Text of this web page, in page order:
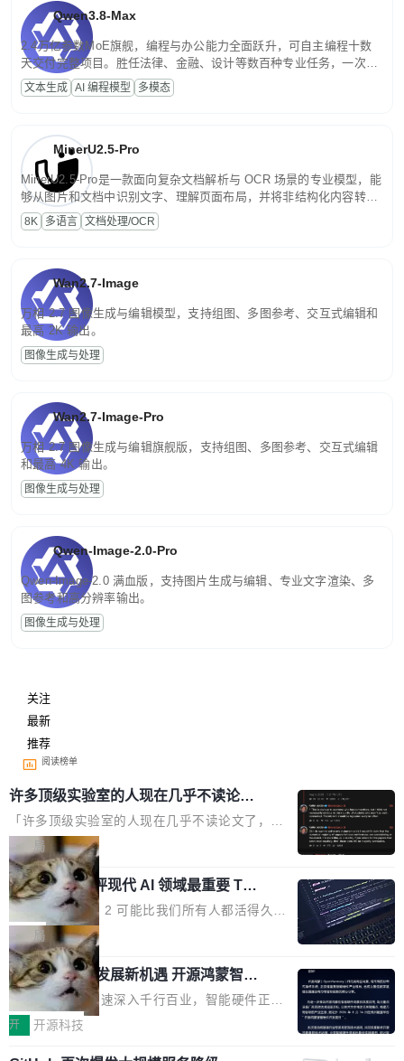
Qwen3.8-Max
2.4万亿参数MoE旗舰，编程与办公能力全面跃升，可自主编程十数
天交付完整项目。胜任法律、金融、设计等数百种专业任务，一次对
话端到端交付生产级成果。原生视觉理解贯穿规划、执行与验证全流
程，支持超长文档与长视频的深度语义解析。长程任务中自主规划与
文本生成 AI 编程模型 多模态
MinerU2.5-Pro
MinerU2.5-Pro是一款面向复杂文档解析与 OCR 场景的专业模型，能
够从图片和文档中识别文字、理解页面布局，并将非结构化内容转换
为便于存储、检索和二次处理的结构化结果。
8K 多语言 文档处理/OCR
Wan2.7-Image
万相 2.7 图像生成与编辑模型，支持组图、多图参考、交互式编辑和
最高 2K 输出。
图像生成与处理
Wan2.7-Image-Pro
万相 2.7 图像生成与编辑旗舰版，支持组图、多图参考、交互式编辑
和最高 4K 输出。
图像生成与处理
Qwen-Image-2.0-Pro
Qwen-Image-2.0 满血版，支持图片生成与编辑、专业文字渲染、多
图参考和高分辨率输出。
图像生成与处理
关注
最新
推荐
阅读榜单
许多顶级实验室的人现在几乎不读论文
了
「许多顶级实验室的人现在几乎不读论文了，而
且他们认为 ICLR/ICML/NeurIPS 充斥着大量过
度宣传和欺诈。」 OpenAI 研究员 Keller Jorda
n 这条推文引发了广泛讨论。他不是在说风凉
话，他是说出了一个圈内人尽皆知但很少公开捅
破的事实。 Jordan 随后补充了一句软化声明：
「我不认为这些会议上大部分论文都在过度宣传
或造假。问题是，作为读者，如果你筛选出那些
看起来最令人兴奋的论文，那它们大部分都是过
度宣传的。」 这才是真正的痛点。不是所有论文
都有问题，是最吸引眼球的那批论文最有问题。
局
xAI 前工程师评现代 AI 领域最重要 Top
3 开源项目
Flash Attention 2 可能比我们所有人都活得久。
这句话不是来自某个技术博客，而是出自 Hieu
Pham 的一条推文。Hieu Pham 是谁？他是 xAI
的早期工程师之一，在 Grok 训练基础设施团队
工作过。近日他在 X 上发了一条帖子，列出了他
认为现代 AI 领域最重要的三个开源项目。 第一
个名字毫无悬念：Flash Attention 2。 Hieu 的
局
共商智能硬件发展新机遇 开源鸿蒙智能
硬件开发者日杭州站即将举行
随着万物智联加速深入千行百业，智能硬件正从
单点设备迈向智能化、网联化、协同化发展。作
开 开源科技